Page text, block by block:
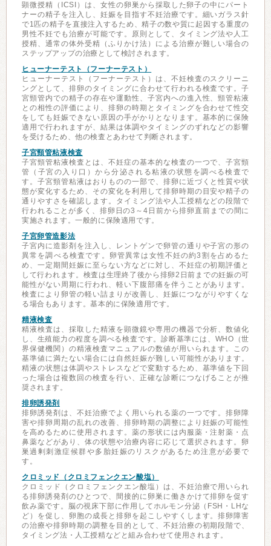
顕微授精（ICSI）は、女性の卵巣から採取した卵子の中にパート
ナーの精子を注入し、妊娠を目指す不妊治療です。細いガラス針
で1匹の精子を直接注入するため、精子の数や質に起因する重度の
男性不妊でも治療が可能です。原則として、タイミング法や人工
授精、通常の体外受精（ふりかけ法）による治療が難しい場合の
ステップアップの治療として検討されます。
ヒューナーテスト（フーナーテスト）
ヒューナーテスト（フーナーテスト）は、不妊検査のスクリーニ
ングとして、排卵のタイミングに合わせて行われる検査です。子
宮頸管内での精子の存在や運動性、子宮内への進入性、頸管粘液
との相性の評価により、排卵の時期とタイミングを合わせて性交
をしても妊娠できない原因の手がかりとなります。基本的に保険
適用で行われますが、結果は体調やタイミングのずれなどの影響
を受けるため、他の検査とあわせて判断されます。
子宮頸管粘液検査
子宮頸管粘液検査とは、不妊症の基本的な検査の一つで、子宮頸
管（子宮の入り口）から分泌される粘液の状態を調べる検査で
す。子宮頸管粘液はおりものの一部で、排卵に近づくと性質や状
態が変化するため、その変化を利用して排卵時期の目安や精子の
通りやすさを確認します。タイミング法や人工授精などの段階で
行われることが多く、排卵日の3～4日前から排卵直前までの間に
実施されます。一般的に保険適用です。
子宮卵管造影法
子宮内に造影剤を注入し、レントゲンで卵管の通りや子宮の形の
異常を調べる検査です。卵管異常は女性不妊の約3割を占めるた
め、一定期間妊娠に至らない方などに対し、不妊症の初期評価と
して行われます。検査は生理終了後から排卵2日前までの妊娠の可
能性がない周期に行われ、軽い下腹部痛を伴うことがあります。
検査により卵管の軽い詰まりが改善し、妊娠につながりやすくな
る場合もあります。基本的に保険適用です。
精液検査
精液検査は、採取した精液を顕微鏡や専用の機器で分析、数値化
し、生殖能力の程度を調べる検査です。診断基準には、WHO（世
界保健機関）の精液検査マニュアルの数値が用いられます。この
基準値に満たない場合には自然妊娠が難しい可能性があります。
精液の状態は体調やストレスなどで変動するため、基準値を下回
った場合は複数回の検査を行い、正確な診断につなげることが推
奨されます。
排卵誘発剤
排卵誘発剤は、不妊治療でよく用いられる薬の一つです。排卵障
害や排卵周期の乱れの改善、排卵時期の調整により妊娠の可能性
を高めるために使用されます。薬の形状には内服薬・注射薬・点
鼻薬などがあり、体の状態や治療内容に応じて選択されます。卵
巣過剰刺激症候群や多胎妊娠のリスクがあるため注意が必要で
す。
クロミッド（クロミフェンクエン酸塩）
クロミッド（クロミフェンクエン酸塩）は、不妊治療で用いられ
る排卵誘発剤のひとつで、間接的に卵巣に働きかけて排卵を促す
飲み薬です。脳の視床下部に作用してホルモン分泌（FSH・LHな
ど）を促し、卵胞の成長と排卵を起こしやすくします。排卵障害
の治療や排卵時期の調整を目的として、不妊治療の初期段階で、
タイミング法・人工授精などと組み合わせて使用されます。